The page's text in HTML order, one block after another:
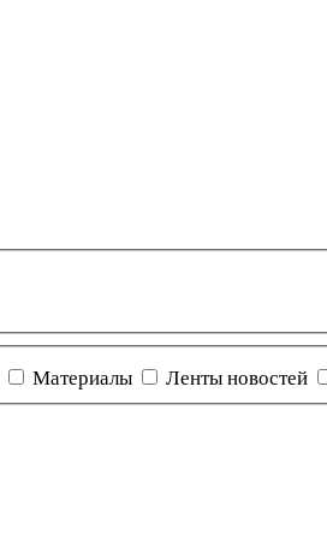
Материалы Ленты новостей